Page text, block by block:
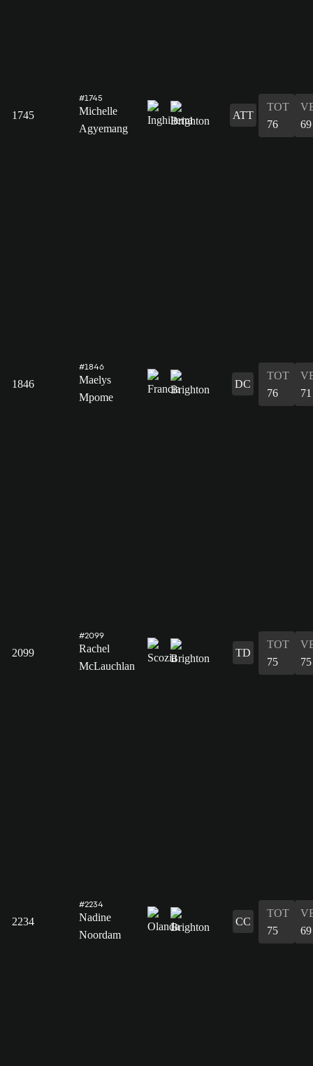
1745
#1745
Michelle
Agyemang
ATT
TOT
76
69
1846
#1846
Maelys
Mpome
DC
TOT
76
71
2099
#2099
Rachel
McLauchlan
TD
TOT
75
75
2234
#2234
Nadine
Noordam
CC
TOT
75
69